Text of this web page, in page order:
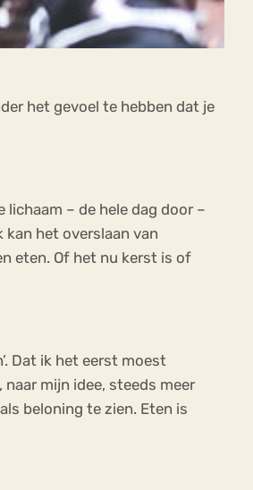
het gevoel te hebben dat je
– de hele dag door –
kan het overslaan van
eten. Of het nu kerst is of
Dat ik het eerst moest
mijn idee, steeds meer
beloning te zien. Eten is